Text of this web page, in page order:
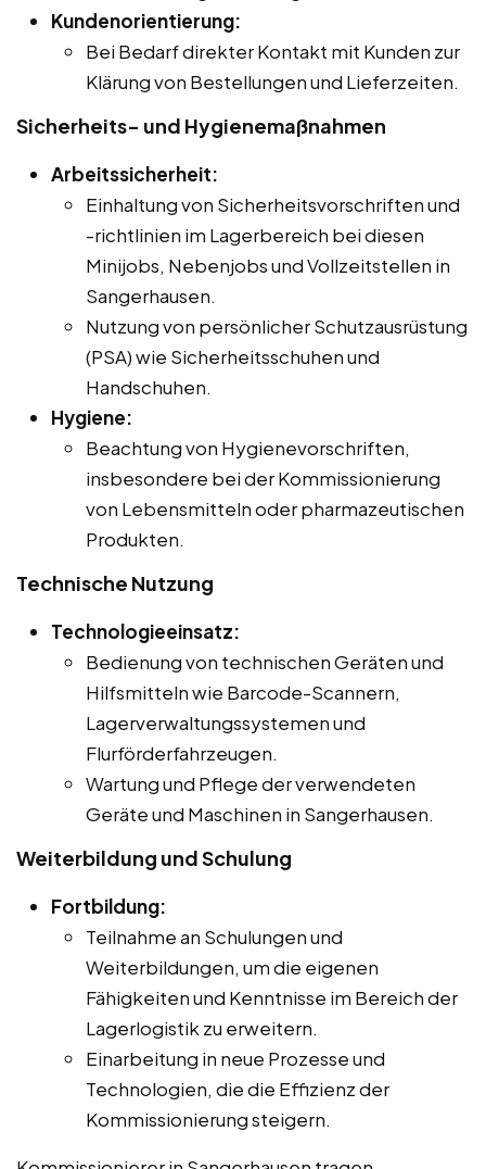
Kundenorientierung:
Bei Bedarf direkter Kontakt mit Kunden zur
Klärung von Bestellungen und Lieferzeiten.
Sicherheits- und Hygienemaßnahmen
Arbeitssicherheit:
Einhaltung von Sicherheitsvorschriften und
-richtlinien im Lagerbereich bei diesen
Minijobs, Nebenjobs und Vollzeitstellen in
Sangerhausen.
Nutzung von persönlicher Schutzausrüstung
(PSA) wie Sicherheitsschuhen und
Handschuhen.
Hygiene:
Beachtung von Hygienevorschriften,
insbesondere bei der Kommissionierung
von Lebensmitteln oder pharmazeutischen
Produkten.
Technische Nutzung
Technologieeinsatz:
Bedienung von technischen Geräten und
Hilfsmitteln wie Barcode-Scannern,
Lagerverwaltungssystemen und
Flurförderfahrzeugen.
Wartung und Pflege der verwendeten
Geräte und Maschinen in Sangerhausen.
Weiterbildung und Schulung
Fortbildung:
Teilnahme an Schulungen und
Weiterbildungen, um die eigenen
Fähigkeiten und Kenntnisse im Bereich der
Lagerlogistik zu erweitern.
Einarbeitung in neue Prozesse und
Technologien, die die Effizienz der
Kommissionierung steigern.